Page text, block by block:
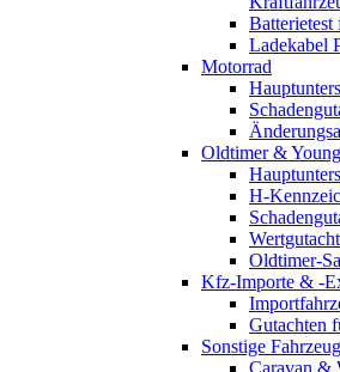
Batterietest
Ladekabel
Motorrad
Oldtimer &
H-
Oldtimer-
Kfz-Importe & -
Gutachten
Sonstige
Caravan &